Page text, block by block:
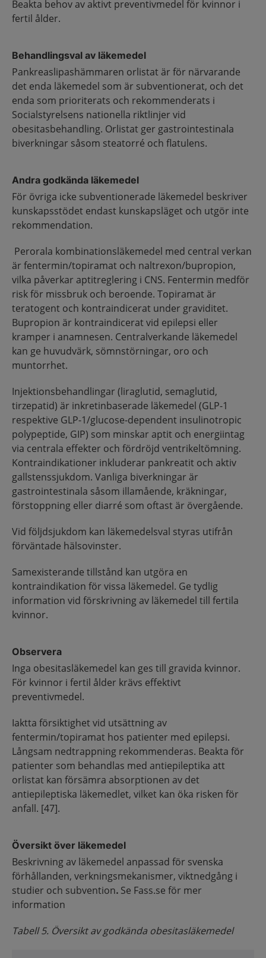
Beakta behov av aktivt preventivmedel för kvinnor i
fertil ålder.
Behandlingsval av läkemedel
Pankreaslipashämmaren orlistat är för närvarande
det enda läkemedel som är subventionerat, och det
enda som prioriterats och rekommenderats i
Socialstyrelsens nationella riktlinjer vid
obesitasbehandling. Orlistat ger gastrointestinala
biverkningar såsom steatorré och flatulens.
Andra godkända läkemedel
För övriga icke subventionerade läkemedel beskriver
kunskapsstödet endast kunskapsläget och utgör inte
rekommendation.
Perorala kombinationsläkemedel med central verkan
är fentermin/topiramat och naltrexon/bupropion,
vilka påverkar aptitreglering i CNS. Fentermin medför
risk för missbruk och beroende. Topiramat är
teratogent och kontraindicerat under graviditet.
Bupropion är kontraindicerat vid epilepsi eller
kramper i anamnesen. Centralverkande läkemedel
kan ge huvudvärk, sömnstörningar, oro och
muntorrhet.
Injektionsbehandlingar (liraglutid, semaglutid,
tirzepatid) är inkretinbaserade läkemedel (GLP-1
respektive GLP-1/glucose-dependent insulinotropic
polypeptide, GIP) som minskar aptit och energiintag
via centrala effekter och fördröjd ventrikeltömning.
Kontraindikationer inkluderar pankreatit och aktiv
gallstenssjukdom. Vanliga biverkningar är
gastrointestinala såsom illamående, kräkningar,
förstoppning eller diarré som oftast är övergående.
Vid följdsjukdom kan läkemedelsval styras utifrån
förväntade hälsovinster.
Samexisterande tillstånd kan utgöra en
kontraindikation för vissa läkemedel. Ge tydlig
information vid förskrivning av läkemedel till fertila
kvinnor.
Observera
Inga obesitasläkemedel kan ges till gravida kvinnor.
För kvinnor i fertil ålder krävs effektivt
preventivmedel.
Iaktta försiktighet vid utsättning av
fentermin/topiramat hos patienter med epilepsi.
Långsam nedtrappning rekommenderas. Beakta för
patienter som behandlas med antiepileptika att
orlistat kan försämra absorptionen av det
antiepileptiska läkemedlet, vilket kan öka risken för
anfall. [47].
Översikt över läkemedel
Beskrivning av läkemedel anpassad för svenska
förhållanden, verkningsmekanismer, viktnedgång i
studier och subvention. Se Fass.se för mer
information
Tabell 5. Översikt av godkända obesitasläkemedel